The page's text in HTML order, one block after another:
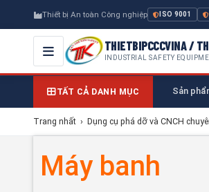
Thiết bị An toàn Công nghiệp ISO 9001
THIETBIPCCCVINA /
INDUSTRIAL SAFETY
TẤT CẢ DANH MỤC Sản
Trang nhất › Dụng cụ phá dỡ và CNCH
Máy banh